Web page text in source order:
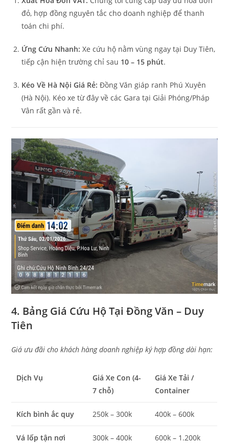
đỏ, hợp đồng nguyên tắc cho doanh nghiệp để thanh
toán chi phí.
Ứng Cứu Nhanh: Xe cứu hộ nằm vùng ngay tại Duy Tiên,
tiếp cận hiện trường chỉ sau 10 – 15 phút.
Kéo Về Hà Nội Giá Rẻ: Đồng Văn giáp ranh Phú Xuyên
(Hà Nội). Kéo xe từ đây về các Gara tại Giải Phóng/Pháp
Vân rất gần và rẻ.
4. Bảng Giá Cứu Hộ Tại Đồng Văn – Duy
Tiên
Giá ưu đãi cho khách hàng doanh nghiệp ký hợp đồng dài hạn:
Dịch Vụ
Giá Xe Con (4-
7 chỗ)
Giá Xe Tải /
Container
Kích bình ắc quy 250k – 300k 400k – 600k
Vá lốp tận nơi 300k – 400k 600k – 1.200k